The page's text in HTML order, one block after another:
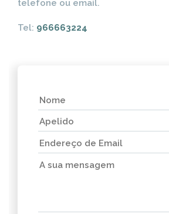
telefone ou email.
Tel: 966663224